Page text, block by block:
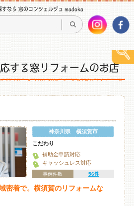
なら 窓のコンシェルジュ madoka
する窓リフォームのお店
神奈川県 横須賀市
こだわり
補助金申請対応
キャッシュレス対応
事例件数 56件
密着で。横須賀のリフォームな